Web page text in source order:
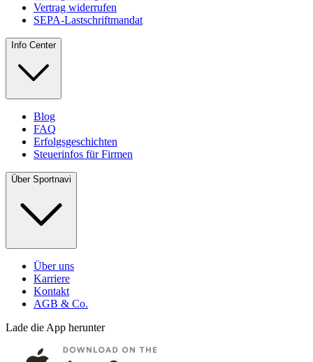
Vertrag widerrufen
SEPA-Lastschriftmandat
Info Center
Blog
FAQ
Erfolgsgeschichten
Steuerinfos für Firmen
Über Sportnavi
Über uns
Karriere
Kontakt
AGB & Co.
Lade die App herunter